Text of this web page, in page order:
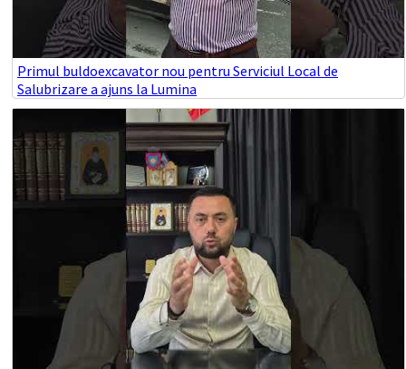
Primul buldoexcavator nou pentru Serviciul Local de
Salubrizare a ajuns la Lumina